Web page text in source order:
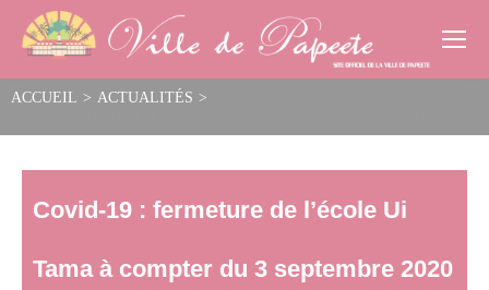
ACCUEIL > ACTUALITÉS >
Covid-19 : fermeture de l’école Ui
Tama à compter du 3 septembre 2020
Cookies management panel